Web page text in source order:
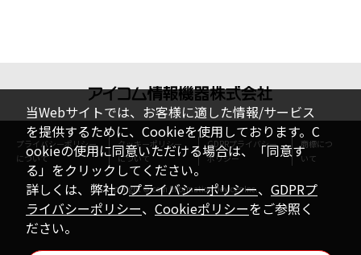
プライバシーポリシー
について
クッキーポリシー
について
GDPRプライバシー
ポリシー
商標につ
いて
Copyright ©Icom Information Devices Inc.
当Webサイトでは、お客様に適した情報/サービス
を提供するために、Cookieを使用しております。C
ookieの使用に同意いただける場合は、「同意す
る」をクリックしてください。
詳しくは、弊社のプライバシーポリシー、 GDPRプ
ライバシーポリシー、 Cookieポリシーをご参照く
ださい。